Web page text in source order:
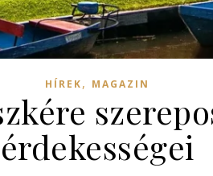
HÍREK, MAGAZIN
érdekességei